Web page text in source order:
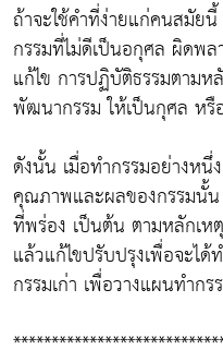
ถ้าจะใช้คำที่ง่ายแก่คนสมัย
กรรมที่ไม่ดีเป็นอกุศล ผิดพล
แก้ไข การปฏิบัติธรรมตาม
พัฒนากรรม ให้เป็นกุศล หรื
ดังนั้น เมื่อทำกรรมอย่างห
คุณภาพและผลของกรรมนั้
ที่พร่อง เป็นต้น ตามหลักเ
แล้วแก้ไขปรับปรุงเพื่อจะไ
กรรมเก่า เพื่อวางแผนทำก